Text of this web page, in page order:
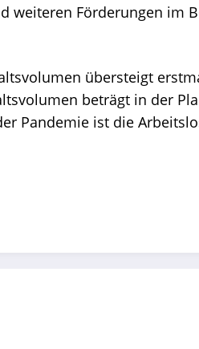
weiteren Förderungen im
übersteigt
beträgt in der
Pandemie ist die